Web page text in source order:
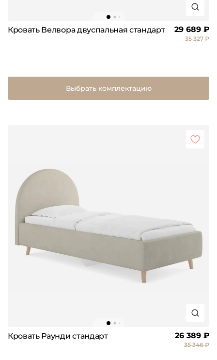
Кровать Велвора двуспальная стандарт 29 689 ₽
35 327 ₽
Выбрать комплектацию
Кровать Раунди стандарт 26 389 ₽
35 346 ₽